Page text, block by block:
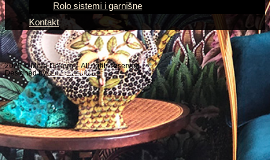
Rolo sistemi i garnišne
Kontakt
2020 © Mera Dekora – All rights reserved
Designed byContent Studio